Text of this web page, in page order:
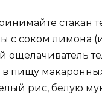
стакан
с соком лимона
ощелачиватель
в пищу
рис, белую